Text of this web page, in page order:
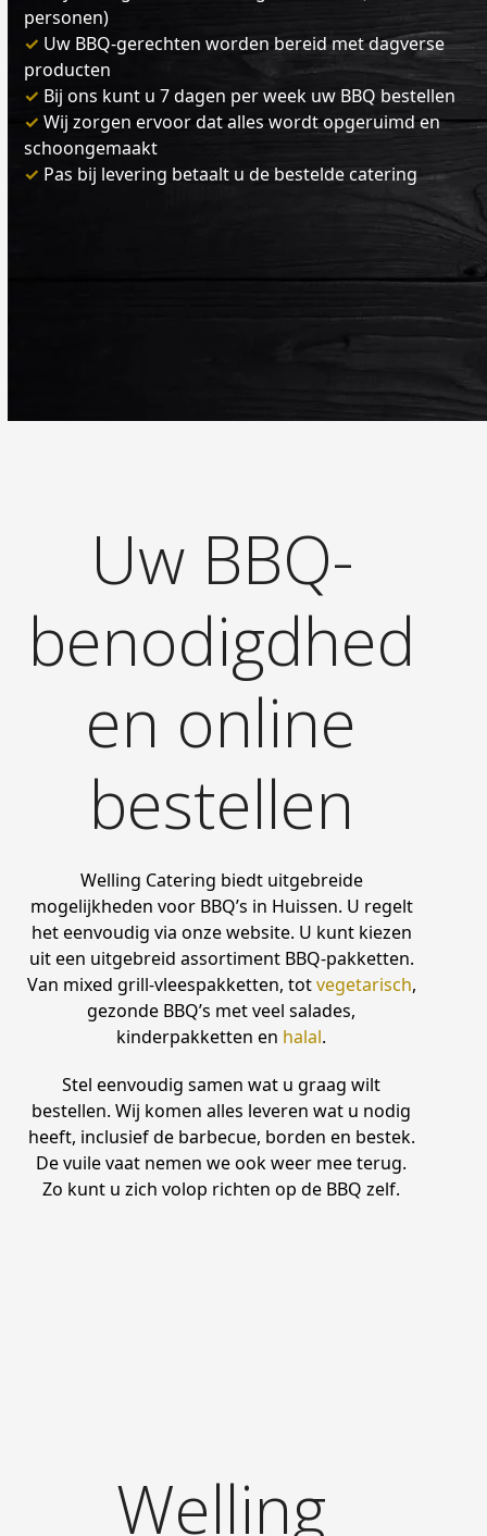
personen)
✓ Uw BBQ-gerechten worden bereid met dagverse
producten
✓ Bij ons kunt u 7 dagen per week uw BBQ bestellen
✓ Wij zorgen ervoor dat alles wordt opgeruimd en
schoongemaakt
✓ Pas bij levering betaalt u de bestelde catering
Uw BBQ-
benodigdhed
en online
bestellen
Welling Catering biedt uitgebreide
mogelijkheden voor BBQ’s in Huissen. U regelt
het eenvoudig via onze website. U kunt kiezen
uit een uitgebreid assortiment BBQ-pakketten.
Van mixed grill-vleespakketten, totvegetarisch,
gezonde BBQ’s met veel salades,
kinderpakketten en halal.
Stel eenvoudig samen wat u graag wilt
bestellen. Wij komen alles leveren wat u nodig
heeft, inclusief de barbecue, borden en bestek.
De vuile vaat nemen we ook weer mee terug.
Zo kunt u zich volop richten op de BBQ zelf.
Welling